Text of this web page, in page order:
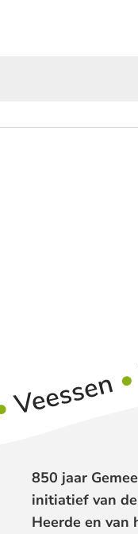
850 jaar
initiatief van
Heerde en van